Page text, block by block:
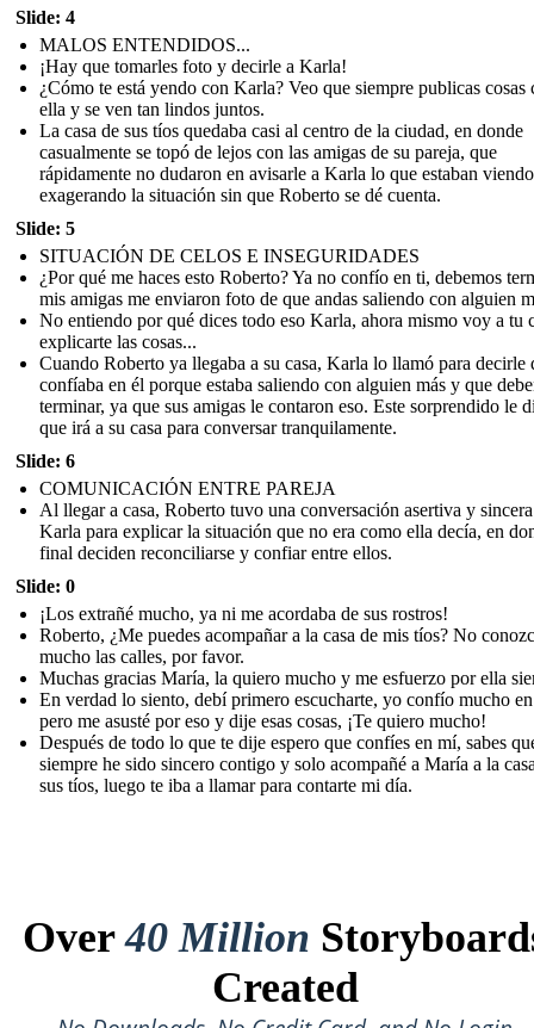
Slide: 4
MALOS ENTENDIDOS...
¡Hay que tomarles foto y decirle a Karla!
¿Cómo te está yendo con Karla? Veo que siempre publicas cosas
ella y se ven tan lindos juntos.
La casa de sus tíos quedaba casi al centro de la ciudad, en donde
casualmente se topó de lejos con las amigas de su pareja, que
rápidamente no dudaron en avisarle a Karla lo que estaban
exagerando la situación sin que Roberto se dé cuenta.
Slide: 5
SITUACIÓN DE CELOS E INSEGURIDADES
¿Por qué me haces esto Roberto? Ya no confío en ti, debemos
mis amigas me enviaron foto de que andas saliendo con alguien
No entiendo por qué dices todo eso Karla, ahora mismo voy a tu
explicarte las cosas...
Cuando Roberto ya llegaba a su casa, Karla lo llamó para decirle
confíaba en él porque estaba saliendo con alguien más y que
terminar, ya que sus amigas le contaron eso. Este sorprendido le
que irá a su casa para conversar tranquilamente.
Slide: 6
COMUNICACIÓN ENTRE PAREJA
Al llegar a casa, Roberto tuvo una conversación asertiva y
Karla para explicar la situación que no era como ella decía, en
final deciden reconciliarse y confiar entre ellos.
Slide: 0
¡Los extrañé mucho, ya ni me acordaba de sus rostros!
Roberto, ¿Me puedes acompañar a la casa de mis tíos? No
mucho las calles, por favor.
Muchas gracias María, la quiero mucho y me esfuerzo por ella
En verdad lo siento, debí primero escucharte, yo confío mucho
pero me asusté por eso y dije esas cosas, ¡Te quiero mucho!
Después de todo lo que te dije espero que confíes en mí, sabes
siempre he sido sincero contigo y solo acompañé a María a la
sus tíos, luego te iba a llamar para contarte mi día.
Over40 Million
Created